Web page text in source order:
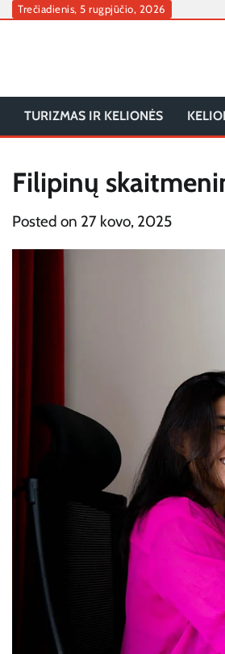
SkipTrečiadienis, 5 rugpjūčio, 2026
TURIZMAS IR KELIONĖS
Filipinų
Posted on 27 kovo, 2025